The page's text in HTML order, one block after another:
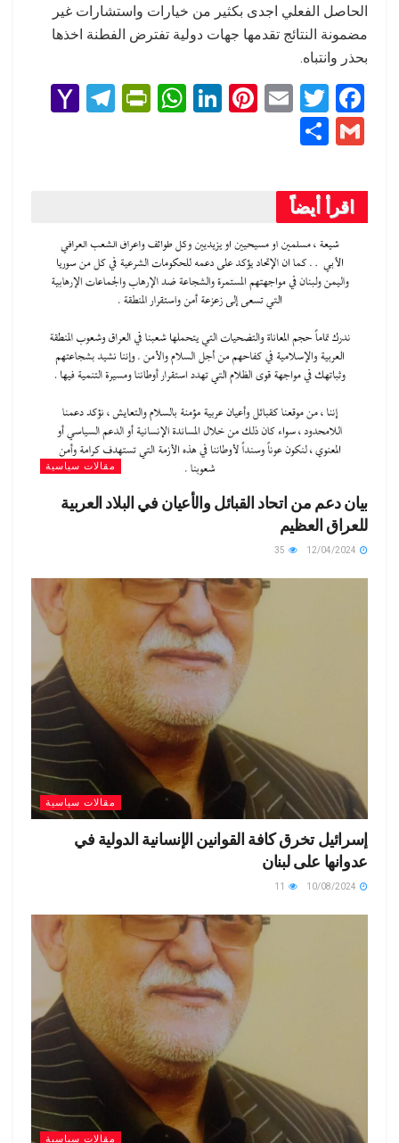
الحاصل الفعلي اجدى بكثير من خيارات واستشارات غير
مضمونة النتائج تقدمها جهات دولية تفترض الفطنة اخذها
بحذر وانتباه.
F
a
ce
b
o
o
k
T
er
E
Pi
Li
W
p
p
Pr
n
dl
y
T
m
G
ail
ar
e
اقرأ أيضاً
مقالات سياسية
بيان دعم من اتحاد القبائل والأعيان في البلاد العربية
للعراق العظيم
مقالات سياسية
إسرائيل تخرق كافة القوانين الإنسانية الدولية في
عدوانها على لبنان
مقالات سياسية